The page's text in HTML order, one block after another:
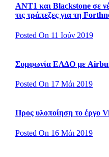
ΑΝΤ1 και Blackstone σε
τις τράπεζες για τη
Posted On 11 Ιούν 2019
Συμφωνία ΕΛΔΟ με
Posted On 17 Μάι 2019
Προς υλοποίηση το έργο
Posted On 16 Μάι 2019